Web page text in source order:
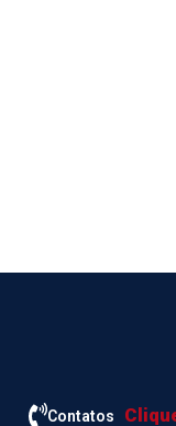
Contatos